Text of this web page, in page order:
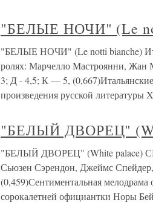
"БЕЛЫЕ НОЧИ" (Le
"БЕЛЫЕ НОЧИ" (Le notti bianche)
ролях: Марчелло Мастроянни,
3; Д - 4,5; К — 5,
произведения русской литературы
"БЕЛЫЙ ДВОРЕЦ"
"БЕЛЫЙ ДВОРЕЦ" (White palace)
Сьюзен Сэрендон, Джеймс
(0,459)Сентиментальная
сорокалетней официантки Норы